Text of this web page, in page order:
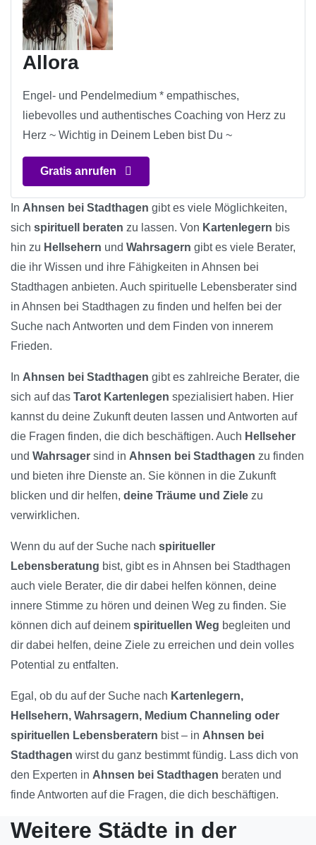
Allora
Engel- und Pendelmedium * empathisches,
liebevolles und authentisches Coaching von Herz zu
Herz ~ Wichtig in Deinem Leben bist Du ~
Gratis anrufen
In Ahnsen bei Stadthagen gibt es viele Möglichkeiten,
sich spirituell beraten zu lassen. Von Kartenlegern bis
hin zu Hellsehern und Wahrsagern gibt es viele Berater,
die ihr Wissen und ihre Fähigkeiten in Ahnsen bei
Stadthagen anbieten. Auch spirituelle Lebensberater sind
in Ahnsen bei Stadthagen zu finden und helfen bei der
Suche nach Antworten und dem Finden von innerem
Frieden.
In Ahnsen bei Stadthagen gibt es zahlreiche Berater, die
sich auf das Tarot Kartenlegen spezialisiert haben. Hier
kannst du deine Zukunft deuten lassen und Antworten auf
die Fragen finden, die dich beschäftigen. Auch Hellseher
und Wahrsager sind in Ahnsen bei Stadthagen zu finden
und bieten ihre Dienste an. Sie können in die Zukunft
blicken und dir helfen, deine Träume und Ziele zu
verwirklichen.
Wenn du auf der Suche nach spiritueller
Lebensberatung bist, gibt es in Ahnsen bei Stadthagen
auch viele Berater, die dir dabei helfen können, deine
innere Stimme zu hören und deinen Weg zu finden. Sie
können dich auf deinem spirituellen Weg begleiten und
dir dabei helfen, deine Ziele zu erreichen und dein volles
Potential zu entfalten.
Egal, ob du auf der Suche nach Kartenlegern,
Hellsehern, Wahrsagern, Medium Channeling oder
spirituellen Lebensberatern bist – in Ahnsen bei
Stadthagen wirst du ganz bestimmt fündig. Lass dich von
den Experten in Ahnsen bei Stadthagen beraten und
finde Antworten auf die Fragen, die dich beschäftigen.
Weitere Städte in der